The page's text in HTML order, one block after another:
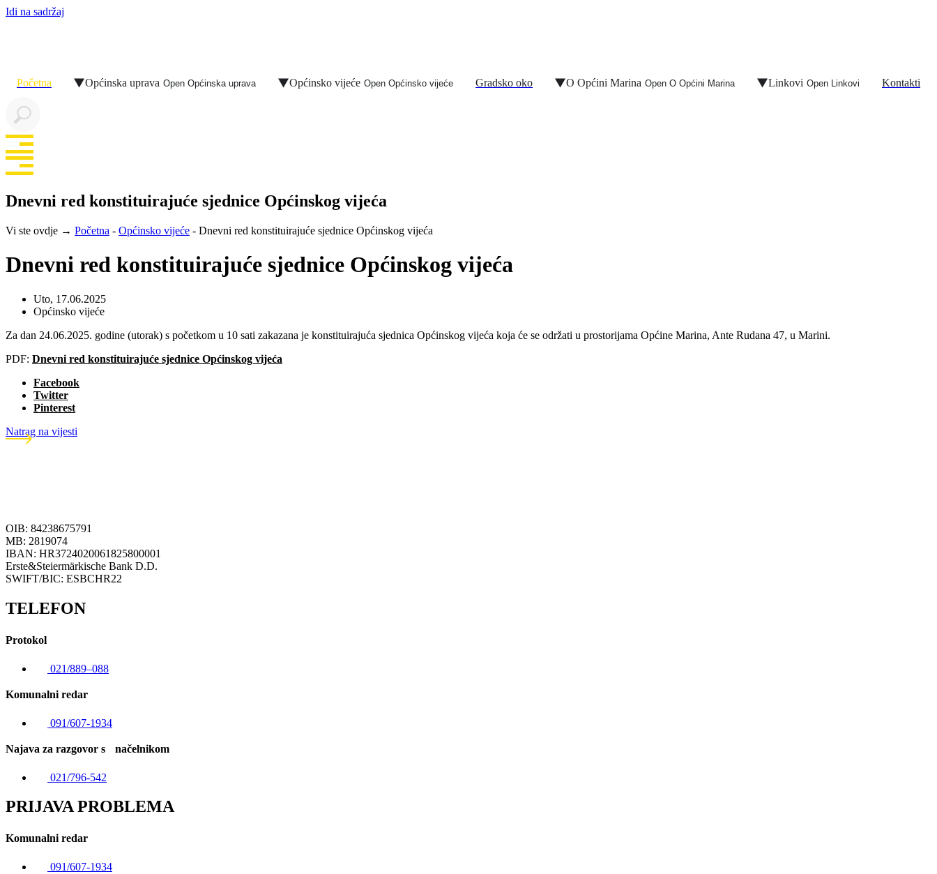
Idi na sadržaj
Početna Općinska uprava Open Općinska uprava Općinsko vijeće Open Općinsko vijeće Gradsko oko O Općini Marina Open O Općini Marina Linkovi Open Linkovi Kontakti
Dnevni red konstituirajuće sjednice Općinskog vijeća
Vi ste ovdje → Početna - Općinsko vijeće - Dnevni red konstituirajuće sjednice Općinskog vijeća
Dnevni red konstituirajuće sjednice Općinskog vijeća
Uto, 17.06.2025
Općinsko vijeće
Za dan 24.06.2025. godine (utorak) s početkom u 10 sati zakazana je konstituirajuća sjednica Općinskog vijeća koja će se održati u prostorijama Općine Marina, Ante Rudana 47, u Marini.
PDF: Dnevni red konstituirajuće sjednice Općinskog vijeća
Facebook
Twitter
Pinterest
Natrag na vijesti
OIB: 84238675791
MB: 2819074
IBAN: HR3724020061825800001
Erste&Steiermärkische Bank D.D.
SWIFT/BIC: ESBCHR22
TELEFON
Protokol
021/889–088
Komunalni redar
091/607-1934
Najava za razgovor s načelnikom
021/796-542
PRIJAVA PROBLEMA
Komunalni redar
091/607-1934